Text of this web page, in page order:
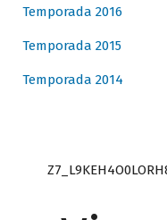
Temporada 2016
Temporada 2015
Temporada 2014